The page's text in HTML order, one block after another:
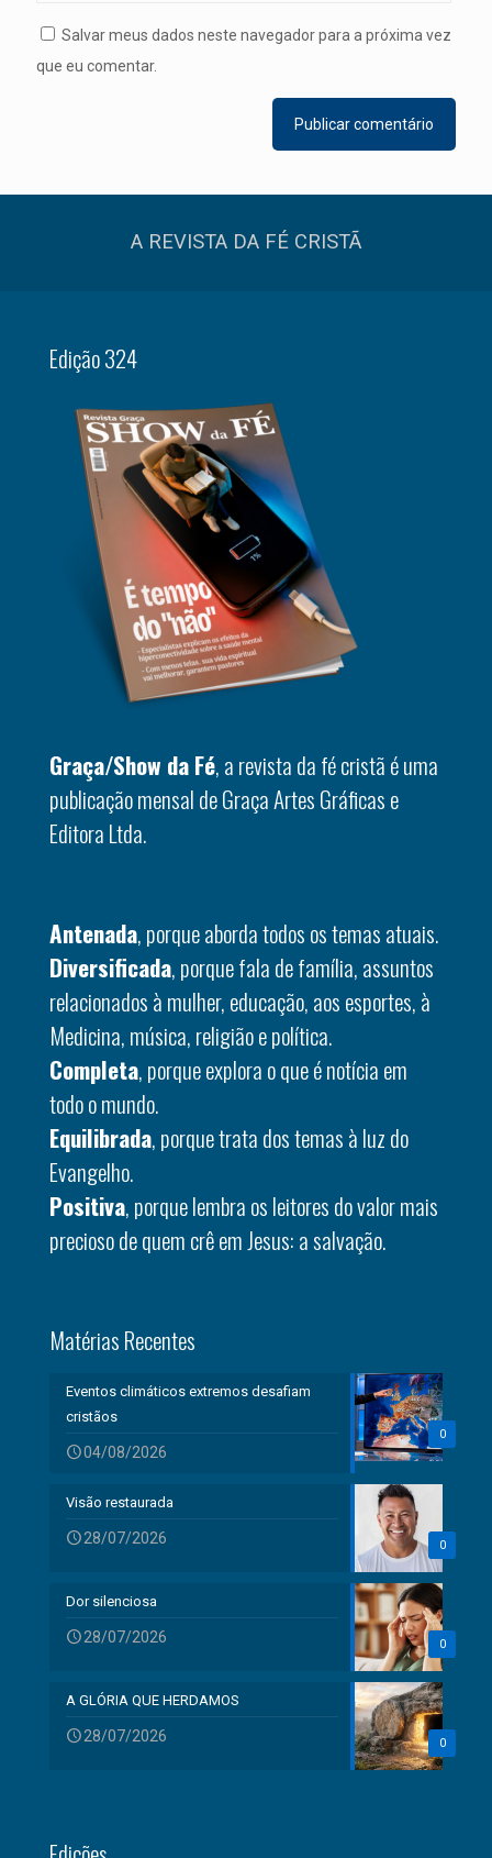
Salvar meus dados neste navegador para a próxima vez
que eu comentar.
A REVISTA DA FÉ CRISTÃ
Edição 324
Graça/Show da Fé, a revista da fé cristã é uma
publicação mensal de Graça Artes Gráficas e
Editora Ltda.
Antenada, porque aborda todos os temas atuais.
Diversificada, porque fala de família, assuntos
relacionados à mulher, educação, aos esportes, à
Medicina, música, religião e política.
Completa, porque explora o que é notícia em
todo o mundo.
Equilibrada, porque trata dos temas à luz do
Evangelho.
Positiva, porque lembra os leitores do valor mais
precioso de quem crê em Jesus: a salvação.
Matérias Recentes
0
Eventos climáticos extremos desafiam
cristãos
04/08/2026
0
Visão restaurada
28/07/2026
0
Dor silenciosa
28/07/2026
0
A GLÓRIA QUE HERDAMOS
28/07/2026